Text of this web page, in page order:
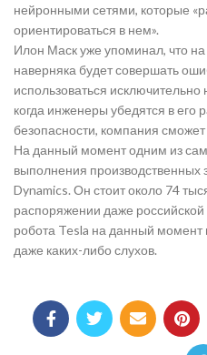
нейронными сетями, которые
ориентироваться в нем».
Илон Маск уже упоминал, что
наверняка будет совершать
использоваться
когда инженеры убедятся в его
безопасности, компания
На данный момент одним из
выполнения производственных
Dynamics. Он стоит около 74
распоряжении даже
робота Tesla на данный момент
даже каких-либо слухов.